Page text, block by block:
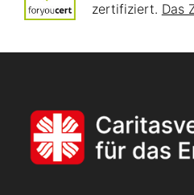
zertifiziert. Das